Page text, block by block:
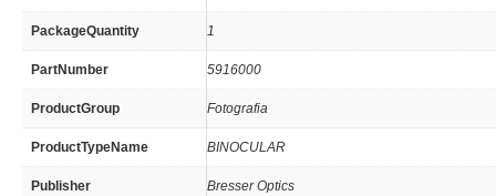
PackageQuantity 1
PartNumber 5916000
ProductGroup Fotografia
ProductTypeName BINOCULAR
Publisher Bresser Optics